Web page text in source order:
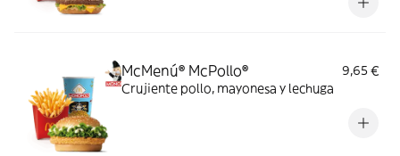
McMenú® McPollo®
9,65 €
Crujiente pollo, mayonesa y lechuga